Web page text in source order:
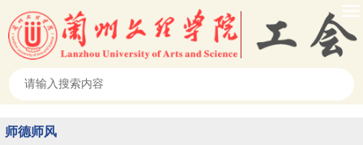
师德师风